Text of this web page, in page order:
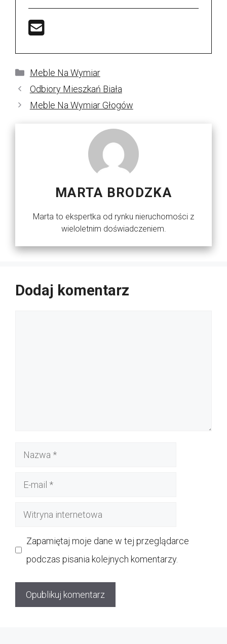
Kategorie
Meble Na Wymiar
Odbiory Mieszkań Biała
Meble Na Wymiar Głogów
MARTA BRODZKA
Marta to ekspertka od rynku nieruchomości z
wieloletnim doświadczeniem.
Dodaj komentarz
Nazwa
Witryna
Zapamiętaj moje dane w tej przeglądarce
podczas pisania kolejnych komentarzy.